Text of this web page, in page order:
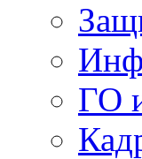
ГО